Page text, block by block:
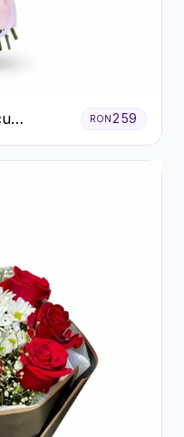
RON259